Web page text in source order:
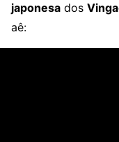
japonesa dos
aê: